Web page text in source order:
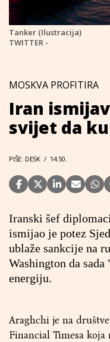
Tanker (Ilustracija)
TWITTER -
MOSKVA PROFITIRA
Iran
svijet da
PIŠE: DESK / 14.50.
Iranski šef
ismijao je potez
ublaže sankcije na
Washington da
energiju.
Araghchi je na
Financial Timesa